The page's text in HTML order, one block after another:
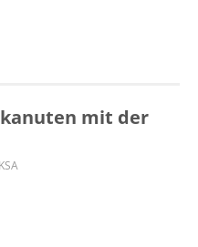
mit der